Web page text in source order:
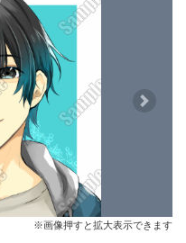
Next
※画像押すと拡大表示できます